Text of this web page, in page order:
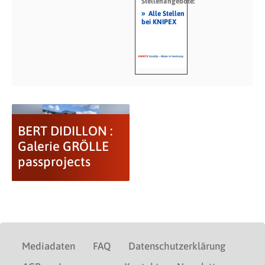
» Alle Stellen
bei KNIPEX
BERT DIDILLON :
Galerie GRÖLLE
passprojects
Mediadaten FAQ
Datenschutzerklärung